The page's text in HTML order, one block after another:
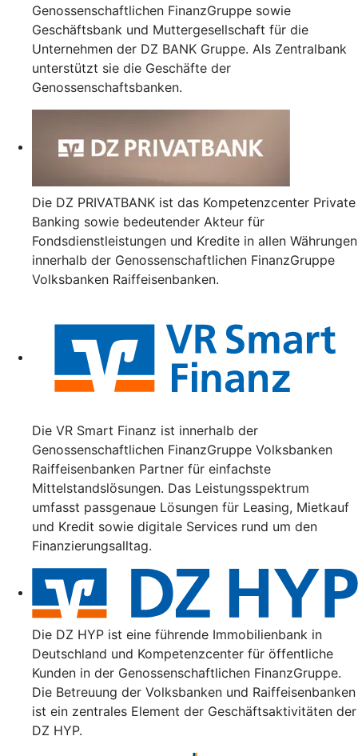
Genossenschaftlichen FinanzGruppe sowie
Geschäftsbank und Muttergesellschaft für die
Unternehmen der DZ BANK Gruppe. Als Zentralbank
unterstützt sie die Geschäfte der
Genossenschaftsbanken.
Die DZ PRIVATBANK ist das Kompetenzcenter Private
Banking sowie bedeutender Akteur für
Fondsdienstleistungen und Kredite in allen Währungen
innerhalb der Genossenschaftlichen FinanzGruppe
Volksbanken Raiffeisenbanken.
Die VR Smart Finanz ist innerhalb der
Genossenschaftlichen FinanzGruppe Volksbanken
Raiffeisenbanken Partner für einfachste
Mittelstandslösungen. Das Leistungsspektrum
umfasst passgenaue Lösungen für Leasing, Mietkauf
und Kredit sowie digitale Services rund um den
Finanzierungsalltag.
Die DZ HYP ist eine führende Immobilienbank in
Deutschland und Kompetenzcenter für öffentliche
Kunden in der Genossenschaftlichen FinanzGruppe.
Die Betreuung der Volksbanken und Raiffeisenbanken
ist ein zentrales Element der Geschäftsaktivitäten der
DZ HYP.